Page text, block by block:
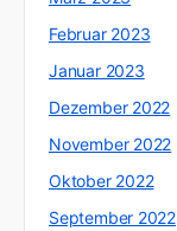
Februar 2023
Januar 2023
Dezember 2022
November 2022
Oktober 2022
September 2022